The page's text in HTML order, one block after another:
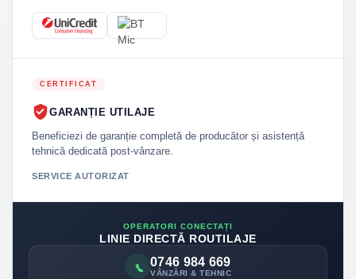
CERTIFICAT
GARANȚIE UTILAJE
Beneficiezi de garanție completă de producător și asistență
tehnică dedicată post-vânzare.
SERVICE AUTORIZAT
OPERATORI CONECTAȚI
LINIE DIRECTĂ ROUTILAJE
0746 984 669
VÂNZĂRI & TEHNIC